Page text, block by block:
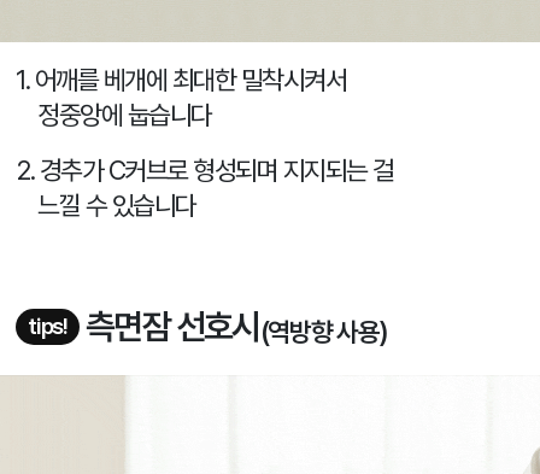
1. 어깨를 베개에 최대한 밀착시켜서
정중앙에 눕습니다
2. 경추가 C커브로 형성되며 지지되는 걸
느낄 수 있습니다
tips! 측면잠 선호시(역방향 사용)